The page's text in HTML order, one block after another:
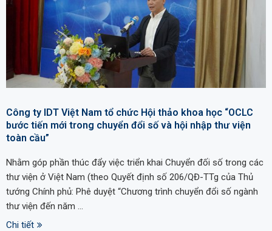
Công ty IDT Việt Nam tổ chức Hội thảo khoa học “OCLC
bước tiến mới trong chuyển đổi số và hội nhập thư viện
toàn cầu”
Nhằm góp phần thúc đẩy việc triển khai Chuyển đối số trong các
thư viện ở Việt Nam (theo Quyết định số 206/QĐ-TTg của Thủ
tướng Chính phủ: Phê duyệt “Chương trình chuyển đổi số ngành
thư viện đến năm …
Chi tiết